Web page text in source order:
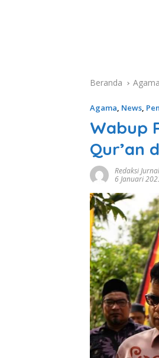
Beranda Agama
Agama, News,
Wabup
Qur’an
Redaksi
6 Januari